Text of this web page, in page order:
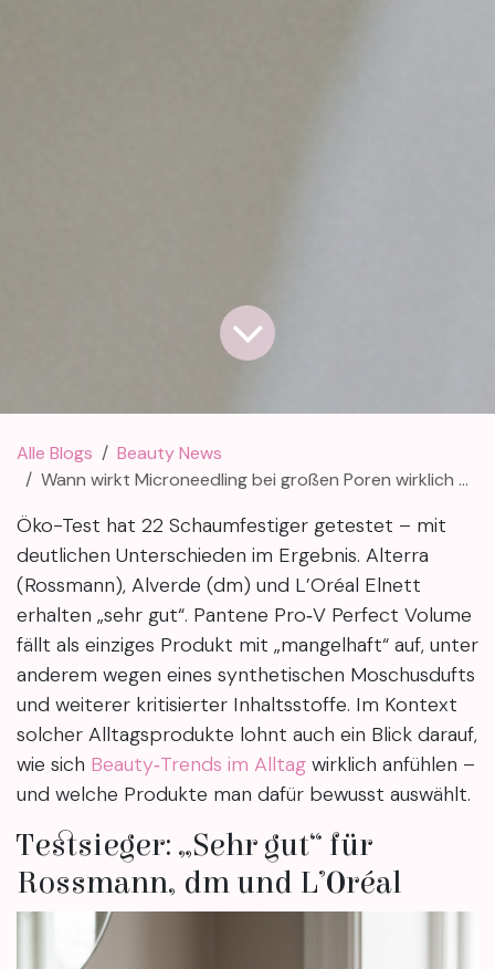
Alle Blogs
Beauty News
Wann wirkt Microneedling bei großen Poren wirklich — und was verändert sich nach jeder Sitzung?
Öko-Test hat 22 Schaumfestiger getestet – mit
deutlichen Unterschieden im Ergebnis. Alterra
(Rossmann), Alverde (dm) und L’Oréal Elnett
erhalten „sehr gut“. Pantene Pro‑V Perfect Volume
fällt als einziges Produkt mit „mangelhaft“ auf, unter
anderem wegen eines synthetischen Moschusdufts
und weiterer kritisierter Inhaltsstoffe. Im Kontext
solcher Alltagsprodukte lohnt auch ein Blick darauf,
wie sich Beauty‑Trends im Alltag wirklich anfühlen –
und welche Produkte man dafür bewusst auswählt.
Testsieger: „Sehr gut“ für
Rossmann, dm und L’Oréal